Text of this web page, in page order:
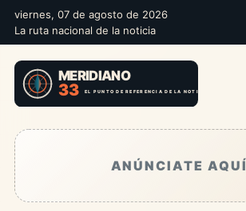
viernes, 07 de agosto de 2026
La ruta nacional de la noticia
ANÚNCIATE AQUÍ